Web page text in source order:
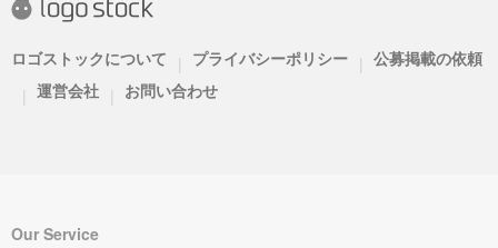
ロゴストックについて | プライバシーポリシー | 公募掲載の依頼
| 運営会社 | お問い合わせ
Our Service